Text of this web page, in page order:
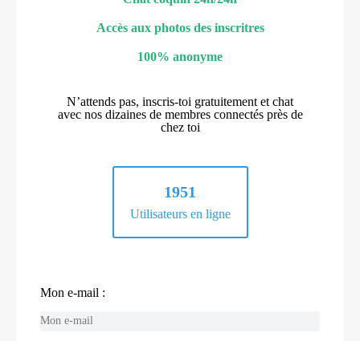
Accès aux photos des inscritres
100% anonyme
N’attends pas, inscris-toi gratuitement et chat
avec nos dizaines de membres connectés près de
chez toi
1951
Utilisateurs en ligne
Mon e-mail :